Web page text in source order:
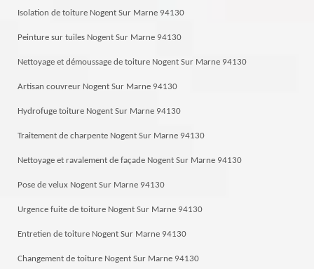
Isolation de toiture Nogent Sur Marne 94130
Peinture sur tuiles Nogent Sur Marne 94130
Nettoyage et démoussage de toiture Nogent Sur Marne 94130
Artisan couvreur Nogent Sur Marne 94130
Hydrofuge toiture Nogent Sur Marne 94130
Traitement de charpente Nogent Sur Marne 94130
Nettoyage et ravalement de façade Nogent Sur Marne 94130
Pose de velux Nogent Sur Marne 94130
Urgence fuite de toiture Nogent Sur Marne 94130
Entretien de toiture Nogent Sur Marne 94130
Changement de toiture Nogent Sur Marne 94130